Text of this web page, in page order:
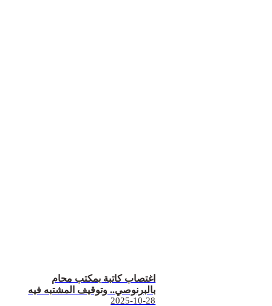
اغتصاب كاتبة بمكتب محام
بالبرنوصي.. وتوقيف المشتبه فيه
2025-10-28